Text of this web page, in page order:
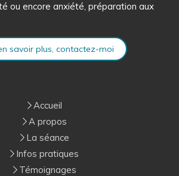
ou encore anxiété, préparation aux
savoir plus, contactez-moi
Accueil
A propos
La séance
Infos pratiques
Témoignages